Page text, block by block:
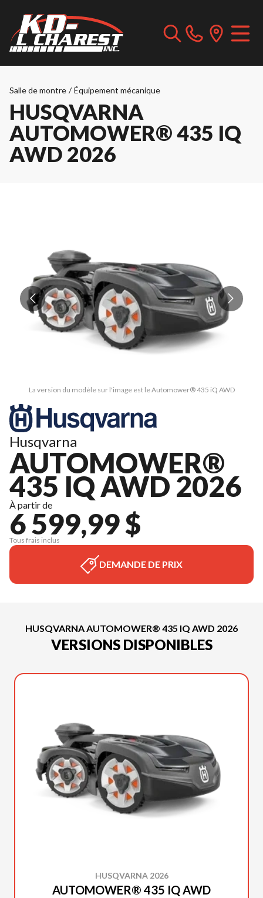
Salle de montre / Équipement mécanique
HUSQVARNA
AUTOMOWER® 435 IQ
AWD 2026
La version du modèle sur l'image est le Automower® 435 iQ AWD
Husqvarna
AUTOMOWER®
435 IQ AWD 2026
À partir de
6 599,99 $
Tous frais inclus
DEMANDE DE PRIX
HUSQVARNA AUTOMOWER® 435 IQ AWD 2026
VERSIONS DISPONIBLES
HUSQVARNA 2026
AUTOMOWER® 435 IQ AWD